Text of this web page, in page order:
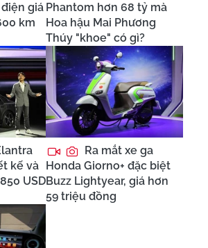
giá
km
Phantom hơn 68 tỷ mà
Hoa hậu Mai Phương
Thúy "khoe" có gì?
kế và
USD
Ra mắt xe ga
Honda Giorno+ đặc biệt
Buzz Lightyear, giá hơn
59 triệu đồng